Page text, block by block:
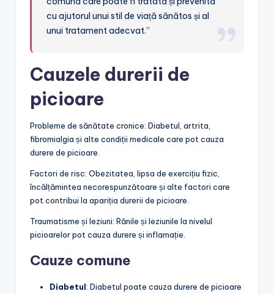
cu ajutorul unui stil de viață sănătos și al
unui tratament adecvat.”
Cauzele durerii de
picioare
Probleme de sănătate cronice: Diabetul, artrita,
fibromialgia și alte condiții medicale care pot cauza
durere de picioare.
Factori de risc: Obezitatea, lipsa de exercițiu fizic,
încălțămintea necorespunzătoare și alte factori care
pot contribui la apariția durerii de picioare.
Traumatisme și leziuni: Rănile și leziunile la nivelul
picioarelor pot cauza durere și inflamație.
Cauze comune
Diabetul: Diabetul poate cauza durere de picioare